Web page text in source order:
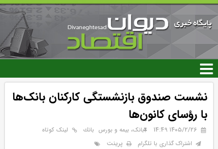
رفتن
محتوای
اصلی
نشست صندوق بازنشستگی کارکنان بانک‌ها
با رؤسای کانون‌ها
۱۴۰۵/۲/۲۶ 14:49 بانک، بیمه و بورس بانك
لینک کوتاه
اشتراک گذاری با تلگرام
پرینت